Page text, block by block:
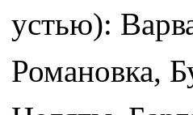
устью):
Романовка,